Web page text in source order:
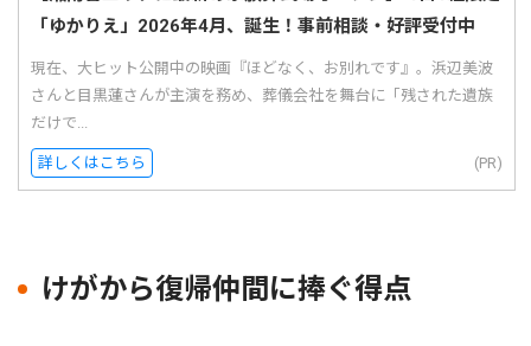
「ゆかりえ」2026年4月、誕生！事前相談・好評受付中
現在、大ヒット公開中の映画『ほどなく、お別れです』。浜辺美波
さんと目黒蓮さんが主演を務め、葬儀会社を舞台に「残された遺族
だけで...
詳しくはこちら (PR)
けがから復帰仲間に捧ぐ得点